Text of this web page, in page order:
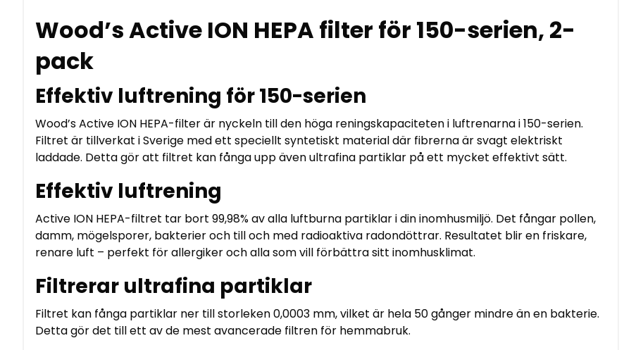
Wood’s Active ION HEPA filter för 150-serien, 2-
pack
Effektiv luftrening för 150-serien
Wood’s Active ION HEPA-filter är nyckeln till den höga reningskapaciteten i luftrenarna i 150-serien.
Filtret är tillverkat i Sverige med ett speciellt syntetiskt material där fibrerna är svagt elektriskt
laddade. Detta gör att filtret kan fånga upp även ultrafina partiklar på ett mycket effektivt sätt.
Effektiv luftrening
Active ION HEPA-filtret tar bort 99,98% av alla luftburna partiklar i din inomhusmiljö. Det fångar pollen,
damm, mögelsporer, bakterier och till och med radioaktiva radondöttrar. Resultatet blir en friskare,
renare luft – perfekt för allergiker och alla som vill förbättra sitt inomhusklimat.
Filtrerar ultrafina partiklar
Filtret kan fånga partiklar ner till storleken 0,0003 mm, vilket är hela 50 gånger mindre än en bakterie.
Detta gör det till ett av de mest avancerade filtren för hemmabruk.